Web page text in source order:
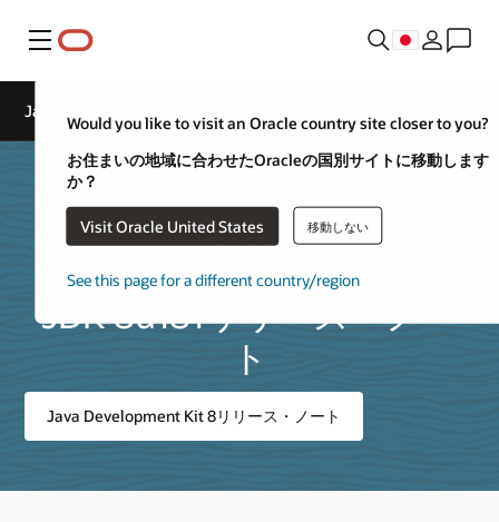
メニュー
Would you like to visit an Oracle country site closer to you?
お住まいの地域に合わせたOracleの国別サイトに移動します
か？
Visit Oracle United States 移動しない
See this page for a different country/region
JavaTM SE Development Kit 8、Update 181リリース・ノート
JDK 8u181リリース・ノー
ト
Java Development Kit 8リリース・ノート